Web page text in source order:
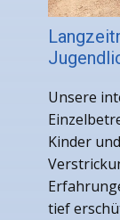
Unsere
Kinder
tief